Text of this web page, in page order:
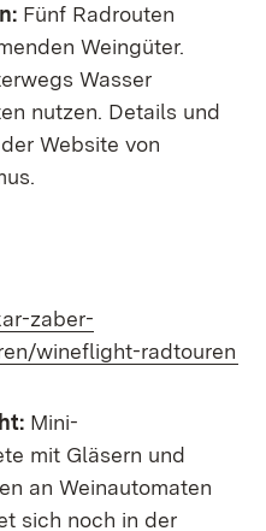
Fünf Radrouten
Weingüter.
Wasser
nutzen. Details und
Website von
zaber-
wineflight-radtouren
Mini-
mit Gläsern und
an Weinautomaten
sich noch in der